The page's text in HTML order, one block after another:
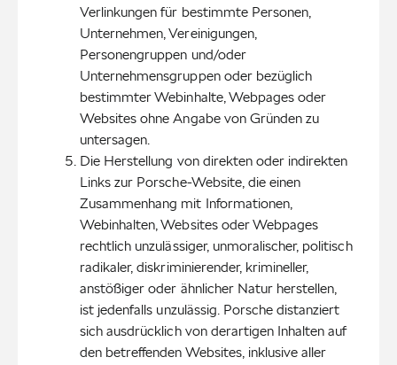
Verlinkungen für bestimmte Personen,
Unternehmen, Vereinigungen,
Personengruppen und/oder
Unternehmensgruppen oder bezüglich
bestimmter Webinhalte, Webpages oder
Websites ohne Angabe von Gründen zu
untersagen.
Die Herstellung von direkten oder indirekten
Links zur Porsche-Website, die einen
Zusammenhang mit Informationen,
Webinhalten, Websites oder Webpages
rechtlich unzulässiger, unmoralischer, politisch
radikaler, diskriminierender, krimineller,
anstößiger oder ähnlicher Natur herstellen,
ist jedenfalls unzulässig. Porsche distanziert
sich ausdrücklich von derartigen Inhalten auf
den betreffenden Websites, inklusive aller